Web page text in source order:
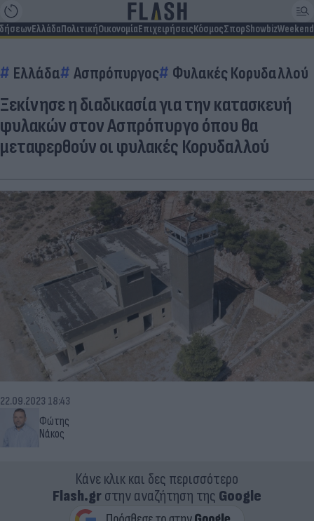
ΕλλάδαΠολιτικήΟικονομίαΕπιχειρήσειςΚόσμοςΣπορShowbizWeekend
Ελλάδα Ασπρόπυργος Φυλακές Κορυδαλλού
Ξεκίνησε η διαδικασία για την κατασκευή
φυλακών στον Ασπρόπυργο όπου θα
μεταφερθούν οι φυλακές Κορυδαλλού
Φώτης
Νάκος
22.09.2023 18:43
Κάνε κλικ και δες περισσότερο
Flash.grστην αναζήτηση της Google